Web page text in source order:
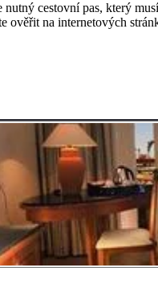
cestovní pas, který
ověřit na internetových